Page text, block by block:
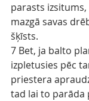
parasts
mazgā savas
šķīsts.
7 Bet, ja balto
izpletusies pēc
priestera
tad lai to